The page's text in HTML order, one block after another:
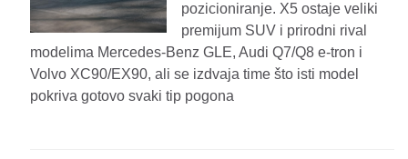
pozicioniranje. X5 ostaje veliki
premijum SUV i prirodni rival
modelima Mercedes-Benz GLE, Audi Q7/Q8 e-tron i
Volvo XC90/EX90, ali se izdvaja time što isti model
pokriva gotovo svaki tip pogona